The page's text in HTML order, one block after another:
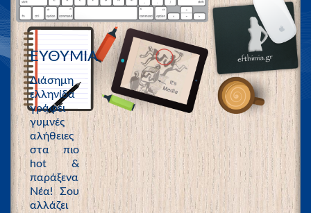
ΕΥΘΥΜΙΑ
Διάσημη
ελληνίδα
γράφει
γυμνές
αλήθειες
στα πιο
hot &
παράξενα
Νέα! Σου
αλλάζει